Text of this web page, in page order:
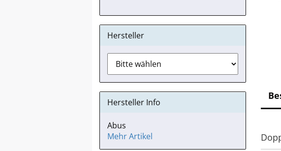
Hersteller
Hersteller Info
Abus
Mehr Artikel